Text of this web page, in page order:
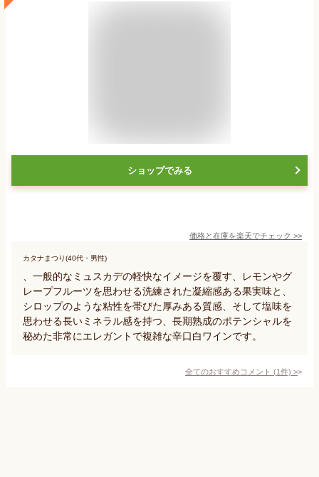
ショップでみる
価格と在庫を楽天でチェック >>
カタナまつり(40代・男性)
、一般的なミュスカデの軽快なイメージを覆す、レモンやグ
レープフルーツを思わせる洗練された凝縮感ある果実味と、
シロップのような粘性を帯びた厚みある質感、そして塩味を
思わせる長いミネラル感を持つ、長期熟成のポテンシャルを
秘めた非常にエレガントで複雑な辛口白ワインです。
全てのおすすめコメント (1件) >